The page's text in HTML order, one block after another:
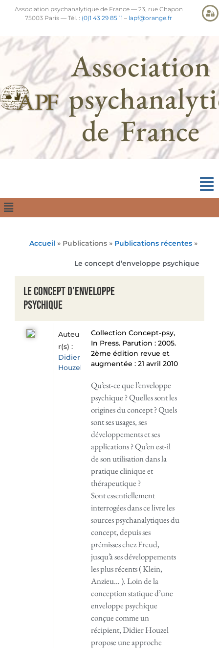
Association psychanalytique de France — 23, rue Chapon
75003 Paris — Tél. : (0)1 43 29 85 11 – lapf@orange.fr
Association
de France
Accueil » Publications » Publications récentes »
Le concept d’enveloppe psychique
Le concept d’enveloppe
psychique
Auteu
r(s) :
Didier
Houzel
Collection Concept-psy,
In Press. Parution : 2005.
2ème édition revue et
augmentée : 21 avril 2010
Qu’est-ce que l’enveloppe
psychique ? Quelles sont les
origines du concept ? Quels
sont ses usages, ses
développements et ses
applications ? Qu’en est-il
de son utilisation dans la
pratique clinique et
thérapeutique ?
Sont essentiellement
interrogées dans ce livre les
sources psychanalytiques du
concept, depuis ses
prémisses chez Freud,
jusqu’à ses développements
les plus récents ( Klein,
Anzieu… ). Loin de la
conception statique d’une
enveloppe psychique
conçue comme un
récipient, Didier Houzel
propose une approche